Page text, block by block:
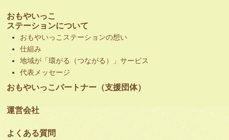
おもやいっこ
ステーションについて
おもやいっこステーションの想い
仕組み
地域が「環がる（つながる）」サービス
代表メッセージ
おもやいっこパートナー（支援団体）
運営会社
よくある質問